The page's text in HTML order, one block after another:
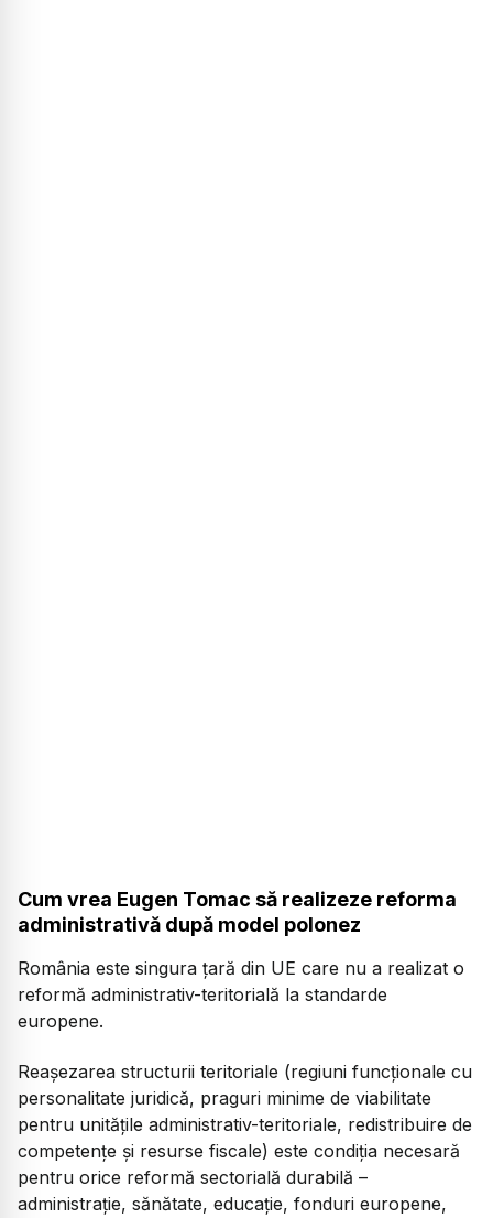
Cum vrea Eugen Tomac să realizeze reforma
administrativă după model polonez
România este singura țară din UE care nu a realizat o
reformă administrativ-teritorială la standarde
europene.
Reașezarea structurii teritoriale (regiuni funcționale cu
personalitate juridică, praguri minime de viabilitate
pentru unitățile administrativ-teritoriale, redistribuire de
competențe și resurse fiscale) este condiția necesară
pentru orice reformă sectorială durabilă –
administrație, sănătate, educație, fonduri europene,